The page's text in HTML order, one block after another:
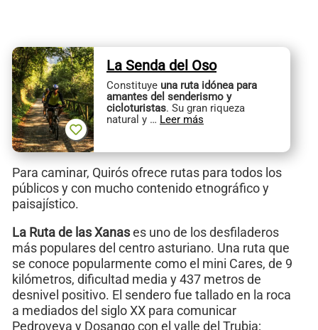
La Senda del Oso
Constituye una ruta idónea para
amantes del senderismo y
cicloturistas. Su gran riqueza
natural y … Leer más
Para caminar, Quirós ofrece rutas para todos los
públicos y con mucho contenido etnográfico y
paisajístico.
La Ruta de las Xanases uno de los desfiladeros
más populares del centro asturiano. Una ruta que
se conoce popularmente como el mini Cares, de 9
kilómetros, dificultad media y 437 metros de
desnivel positivo. El sendero fue tallado en la roca
a mediados del siglo XX para comunicar
Pedroveya y Dosango con el valle del Trubia;